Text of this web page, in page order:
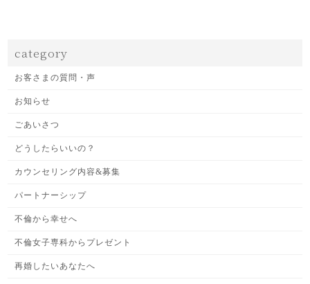
category
お客さまの質問・声
お知らせ
ごあいさつ
どうしたらいいの？
カウンセリング内容&募集
パートナーシップ
不倫から幸せへ
不倫女子専科からプレゼント
再婚したいあなたへ